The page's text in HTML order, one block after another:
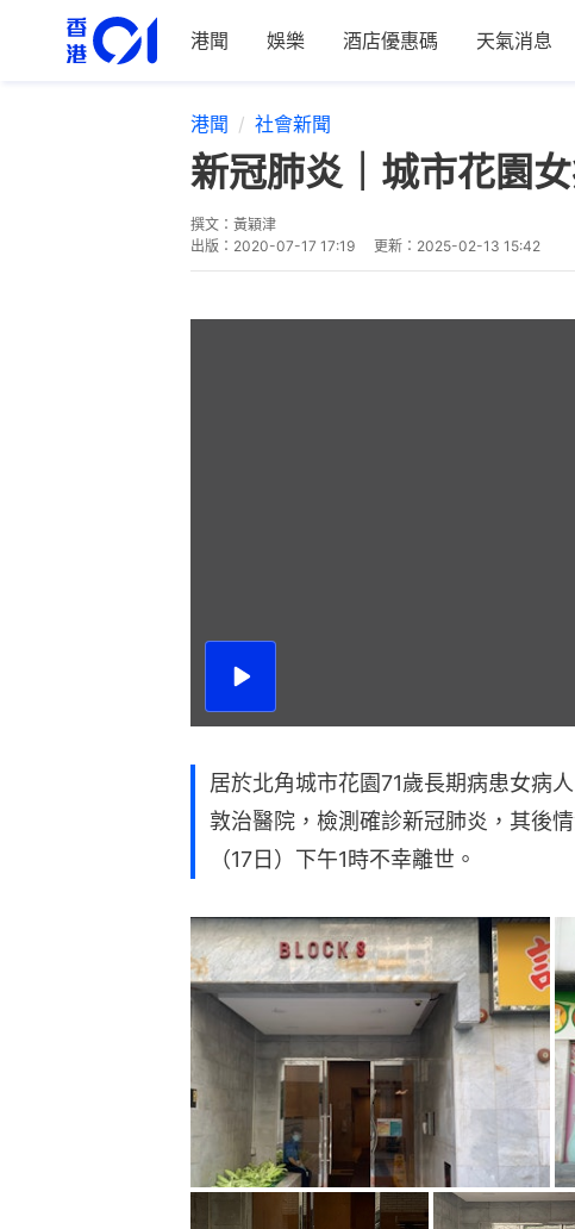
港聞 娛樂 酒店優惠碼 天氣消息
港聞 社會新聞
新冠肺炎｜城市花園
撰文： 黃穎津
出版： 2020-07-17 17:19 更新： 2025-02-13 15:42
播
居於北角城市花園71歲長期病患女病
敦治醫院，檢測確診新冠肺炎，其後
（17日）下午1時不幸離世。